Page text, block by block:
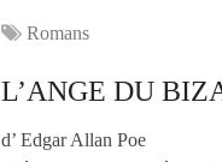
Romans
L’ANGE DU
d’ Edgar Allan Poe